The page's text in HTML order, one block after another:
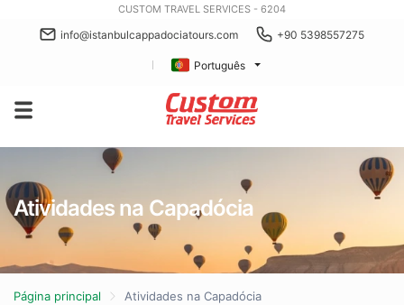
CUSTOM TRAVEL SERVICES - 6204
info@istanbulcappadociatours.com +90 5398557275
Português
Atividades na Capadócia
Página principal Atividades na Capadócia